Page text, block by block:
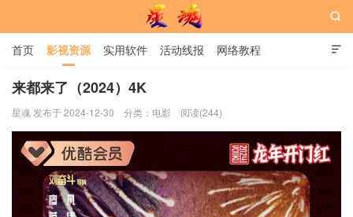
星魂网

首页 影视资源 实用软件 活动线报 网络教程
用户中心 书籍 娱乐

来都来了（2024）4K
星魂 发布于 2024-12-30 分类： 电影 阅读(244)